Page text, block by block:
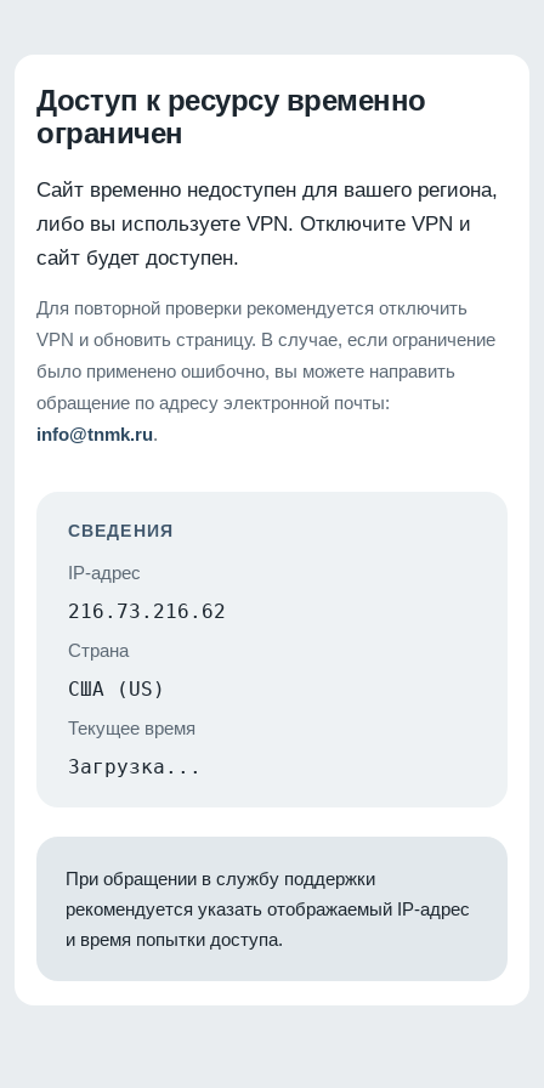
Доступ к ресурсу временно
ограничен
Сайт временно недоступен для вашего региона,
либо вы используете VPN. Отключите VPN и
сайт будет доступен.
Для повторной проверки рекомендуется отключить
VPN и обновить страницу. В случае, если ограничение
было применено ошибочно, вы можете направить
обращение по адресу электронной почты:
info@tnmk.ru.
СВЕДЕНИЯ
IP-адрес
216.73.216.62
Страна
США (US)
Текущее время
Загрузка...
При обращении в службу поддержки
рекомендуется указать отображаемый IP-адрес
и время попытки доступа.